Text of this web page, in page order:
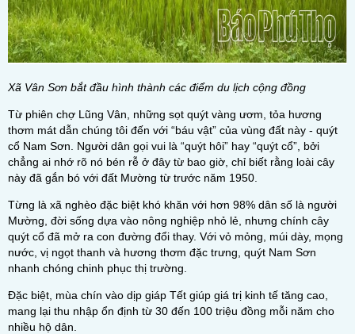
Xã Vân Sơn bắt đầu hình thành các điểm du lịch cộng đồng
Từ phiên chợ Lũng Vân, những sọt quýt vàng ươm, tỏa hương
thơm mát dẫn chúng tôi đến với “báu vật” của vùng đất này - quýt
cổ Nam Sơn. Người dân gọi vui là “quýt hôi” hay “quýt cổ”, bởi
chẳng ai nhớ rõ nó bén rễ ở đây từ bao giờ, chỉ biết rằng loài cây
này đã gắn bó với đất Mường từ trước năm 1950.
Từng là xã nghèo đặc biệt khó khăn với hơn 98% dân số là người
Mường, đời sống dựa vào nông nghiệp nhỏ lẻ, nhưng chính cây
quýt cổ đã mở ra con đường đổi thay. Với vỏ mỏng, múi dày, mọng
nước, vị ngọt thanh và hương thơm đặc trưng, quýt Nam Sơn
nhanh chóng chinh phục thị trường.
Đặc biệt, mùa chín vào dịp giáp Tết giúp giá trị kinh tế tăng cao,
mang lại thu nhập ổn định từ 30 đến 100 triệu đồng mỗi năm cho
nhiều hộ dân.